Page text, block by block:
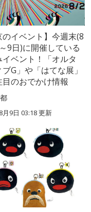
のイベント】今週末(8
9日)に開催している
イベント！「オルタ
G」や「はてな展」
目のおでかけ情報
月9日 03:18更新